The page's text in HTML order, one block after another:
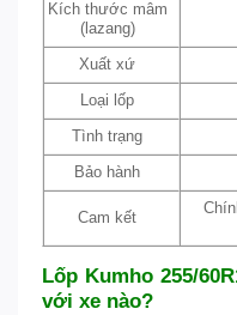
Kích thước mâm
(lazang)
Xuất xứ
Loại lốp
Tình trạng
Bảo hành
Cam kết
Lốp Kumho 255/
với xe nào?